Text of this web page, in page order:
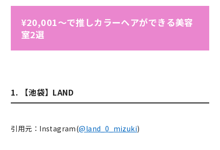
¥20,001～で推しカラーヘアができる美容
室2選
1. 【池袋】LAND
引用元：Instagram(@land_0_mizuki)